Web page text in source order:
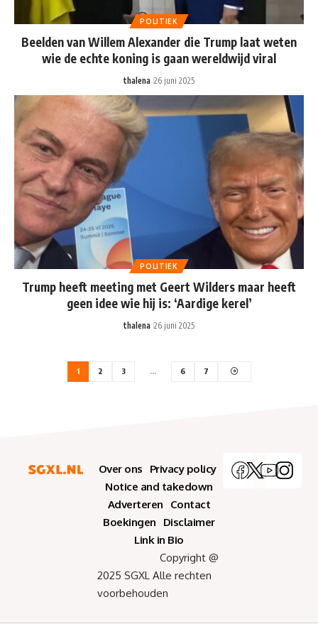
POLITIEK
Beelden van Willem Alexander die Trump laat weten
wie de echte koning is gaan wereldwijd viral
thalena 26 juni 2025
POLITIEK
Trump heeft meeting met Geert Wilders maar heeft
geen idee wie hij is: ‘Aardige kerel’
thalena 26 juni 2025
1 2 3 … 6 7
Over ons
Privacy policy
Notice and takedown
Adverteren
Contact
Boekingen
Disclaimer
Link in Bio
Copyright @
2025 SGXL Alle rechten
voorbehouden